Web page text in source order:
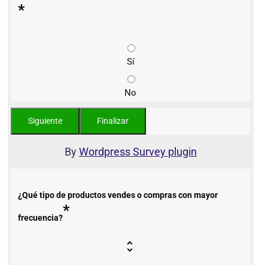
*
Sí
No
ByWordpress Survey plugin
¿Qué tipo de productos vendes o compras con mayor
frecuencia?*